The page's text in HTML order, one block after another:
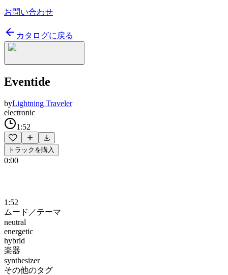
お問い合わせ
カタログに戻る
Eventide
byLightning Traveler
electronic
1:52
トラックを購入
0:00
1:52
ムード／テーマ
neutral
energetic
hybrid
楽器
synthesizer
その他のタグ